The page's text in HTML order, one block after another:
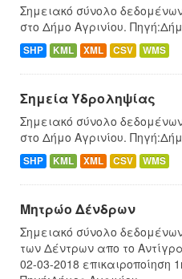
Σημειακό σύνολο
στο Δήμο Αγρινίου.
SHP KML XML CSV WMS
Σημεία Υδροληψίας
Σημειακό σύνολο
στο Δήμο Αγρινίου.
SHP KML XML CSV WMS
Μητρώο Δένδρων
Σημειακό σύνολο
των Δέντρων απο το
02-03-2018 επικαιροποίηση